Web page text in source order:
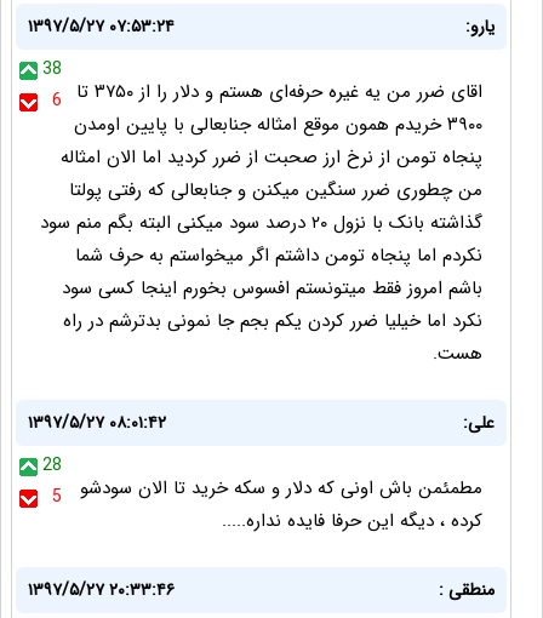
یارو:
۱۳۹۷/۵/۲۷ ۰۷:۵۳:۲۴
38
6
اقای ضرر من یه غیره حرفه‌ای هستم و دلار را از ۳۷۵۰ تا
۳۹۰۰ خریدم همون موقع امثاله جنابعالی با پایین اومدن
پنجاه تومن از نرخ ارز صحبت از ضرر کردید اما الان امثاله
من چطوری ضرر سنگین میکنن و جنابعالی که رفتی پولتا
گذاشته بانک با نزول ۲۰ درصد سود میکنی البته بگم منم سود
نکردم اما پنجاه تومن داشتم اگر میخواستم به حرف شما
باشم امروز فقط میتونستم افسوس بخورم اینجا کسی سود
نکرد اما خیلیا ضرر کردن یکم بجم جا نمونی بدترشم در راه
هست.
علی:
۱۳۹۷/۵/۲۷ ۰۸:۰۱:۴۲
28
5
مطمئمن باش اونی که دلار و سکه خرید تا الان سودشو
کرده ، دیگه این حرفا فایده نداره.....
منطقی :
۱۳۹۷/۵/۲۷ ۲۰:۳۳:۴۶